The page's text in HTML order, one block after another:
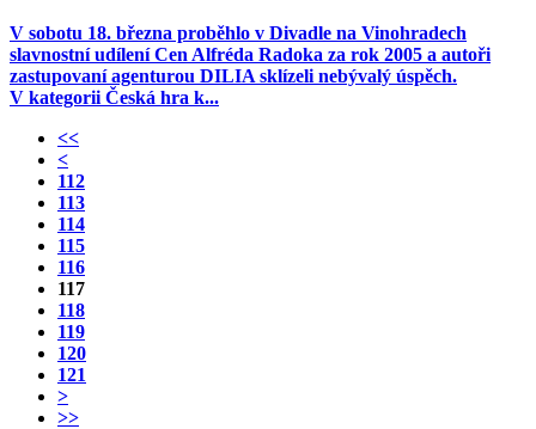
V sobotu 18. března proběhlo v Divadle na Vinohradech
slavnostní udílení Cen Alfréda Radoka za rok 2005 a autoři
zastupovaní agenturou DILIA sklízeli nebývalý úspěch.
V kategorii Česká hra k...
<<
<
112
113
114
115
116
117
118
119
120
121
>
>>